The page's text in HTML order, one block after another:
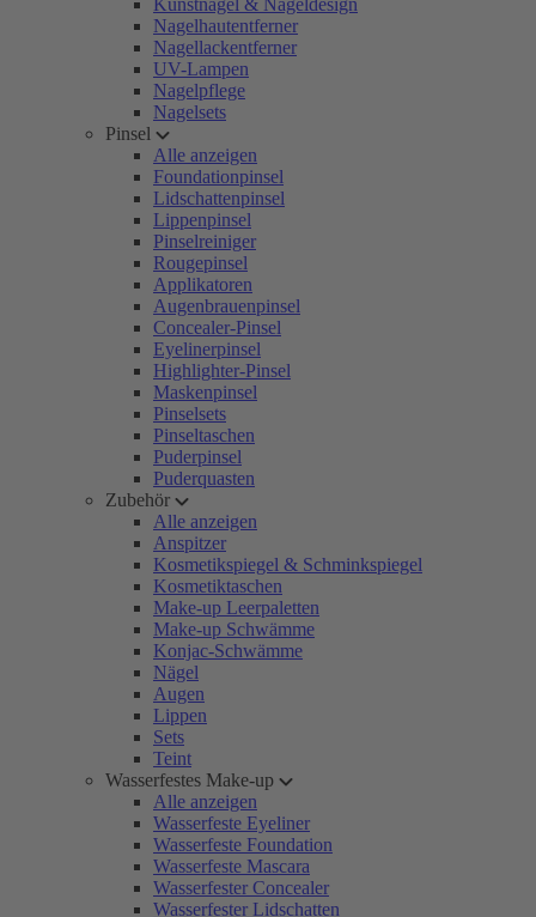
Kunstnägel & Nageldesign
Nagelhautentferner
Nagellackentferner
UV-Lampen
Nagelpflege
Nagelsets
Pinsel
Alle anzeigen
Foundationpinsel
Lidschattenpinsel
Lippenpinsel
Pinselreiniger
Rougepinsel
Applikatoren
Augenbrauenpinsel
Concealer-Pinsel
Eyelinerpinsel
Highlighter-Pinsel
Maskenpinsel
Pinselsets
Pinseltaschen
Puderpinsel
Puderquasten
Zubehör
Alle anzeigen
Anspitzer
Kosmetikspiegel & Schminkspiegel
Kosmetiktaschen
Make-up Leerpaletten
Make-up Schwämme
Konjac-Schwämme
Nägel
Augen
Lippen
Sets
Teint
Wasserfestes Make-up
Alle anzeigen
Wasserfeste Eyeliner
Wasserfeste Foundation
Wasserfeste Mascara
Wasserfester Concealer
Wasserfester Lidschatten